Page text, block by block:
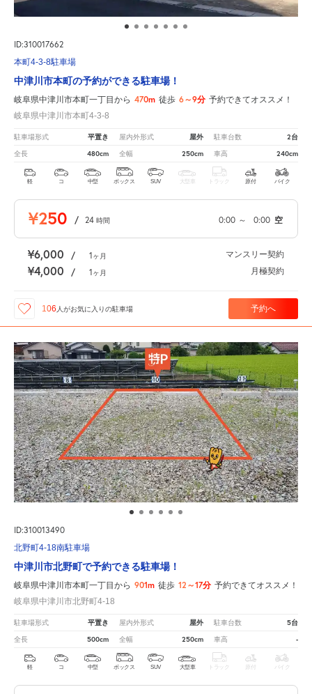
ID:310017662
本町4-3-8駐車場
中津川市本町の予約ができる駐車場！
岐阜県中津川市本町一丁目から 470m 徒歩 6～9分 予約できてオススメ！
岐阜県中津川市本町4-3-8
駐車場形式 平置き 屋内外形式 屋外 駐車台数 2台
全長 480cm 全幅 250cm 車高 240cm
軽 コ 中型 ボックス SUV 大型車 トラック 原付 バイク
¥250 / 24 時間 0:00 ～ 0:00 空
¥6,000 / 1ヶ月 マンスリー契約
¥4,000 / 1ヶ月 月極契約
106 人がお気に入りの駐車場 予約へ
ID:310013490
北野町4-18南駐車場
中津川市北野町で予約できる駐車場！
岐阜県中津川市本町一丁目から 901m 徒歩 12～17分 予約できてオススメ！
岐阜県中津川市北野町4-18
駐車場形式 平置き 屋内外形式 屋外 駐車台数 5台
全長 500cm 全幅 250cm 車高 -
軽 コ 中型 ボックス SUV 大型車 トラック 原付 バイク